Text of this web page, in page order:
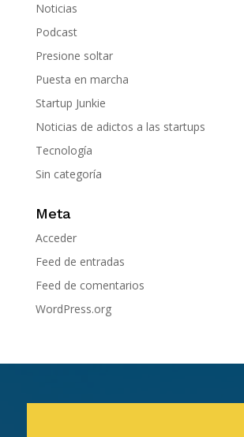
Noticias
Podcast
Presione soltar
Puesta en marcha
Startup Junkie
Noticias de adictos a las startups
Tecnología
Sin categoría
Meta
Acceder
Feed de entradas
Feed de comentarios
WordPress.org